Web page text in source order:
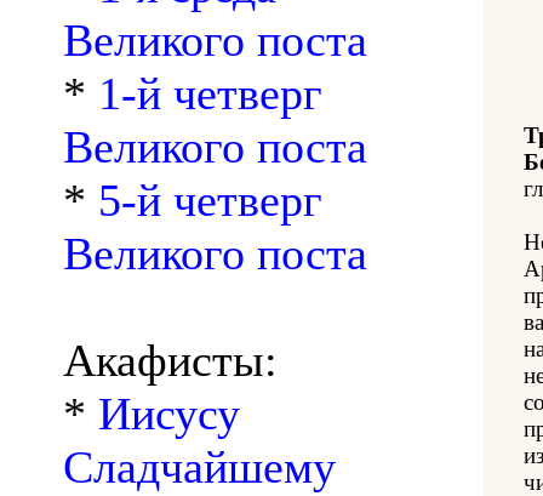
Великого поста
* 1-й четверг
Великого поста
* 5-й четверг
Великого поста
Акафисты:
* Иисусу
Сладчайшему